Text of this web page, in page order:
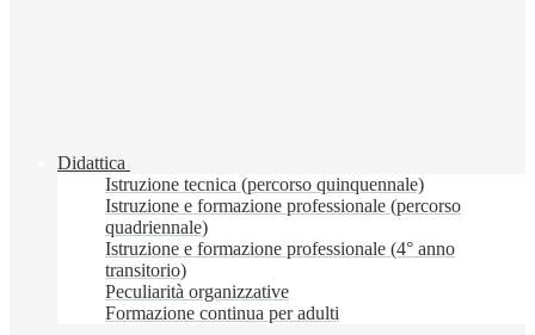
Didattica
Istruzione tecnica (percorso quinquennale)
Istruzione e formazione professionale (percorso
quadriennale)
Istruzione e formazione professionale (4° anno
transitorio)
Peculiarità organizzative
Formazione continua per adulti